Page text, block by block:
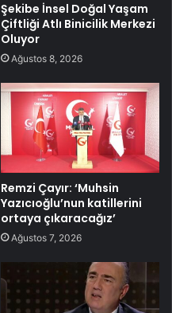
Şekibe İnsel Doğal Yaşam
Çiftliği Atlı Binicilik Merkezi
Oluyor
Ağustos 8, 2026
Remzi Çayır: ‘Muhsin
Yazıcıoğlu’nun katillerini
ortaya çıkaracağız’
Ağustos 7, 2026